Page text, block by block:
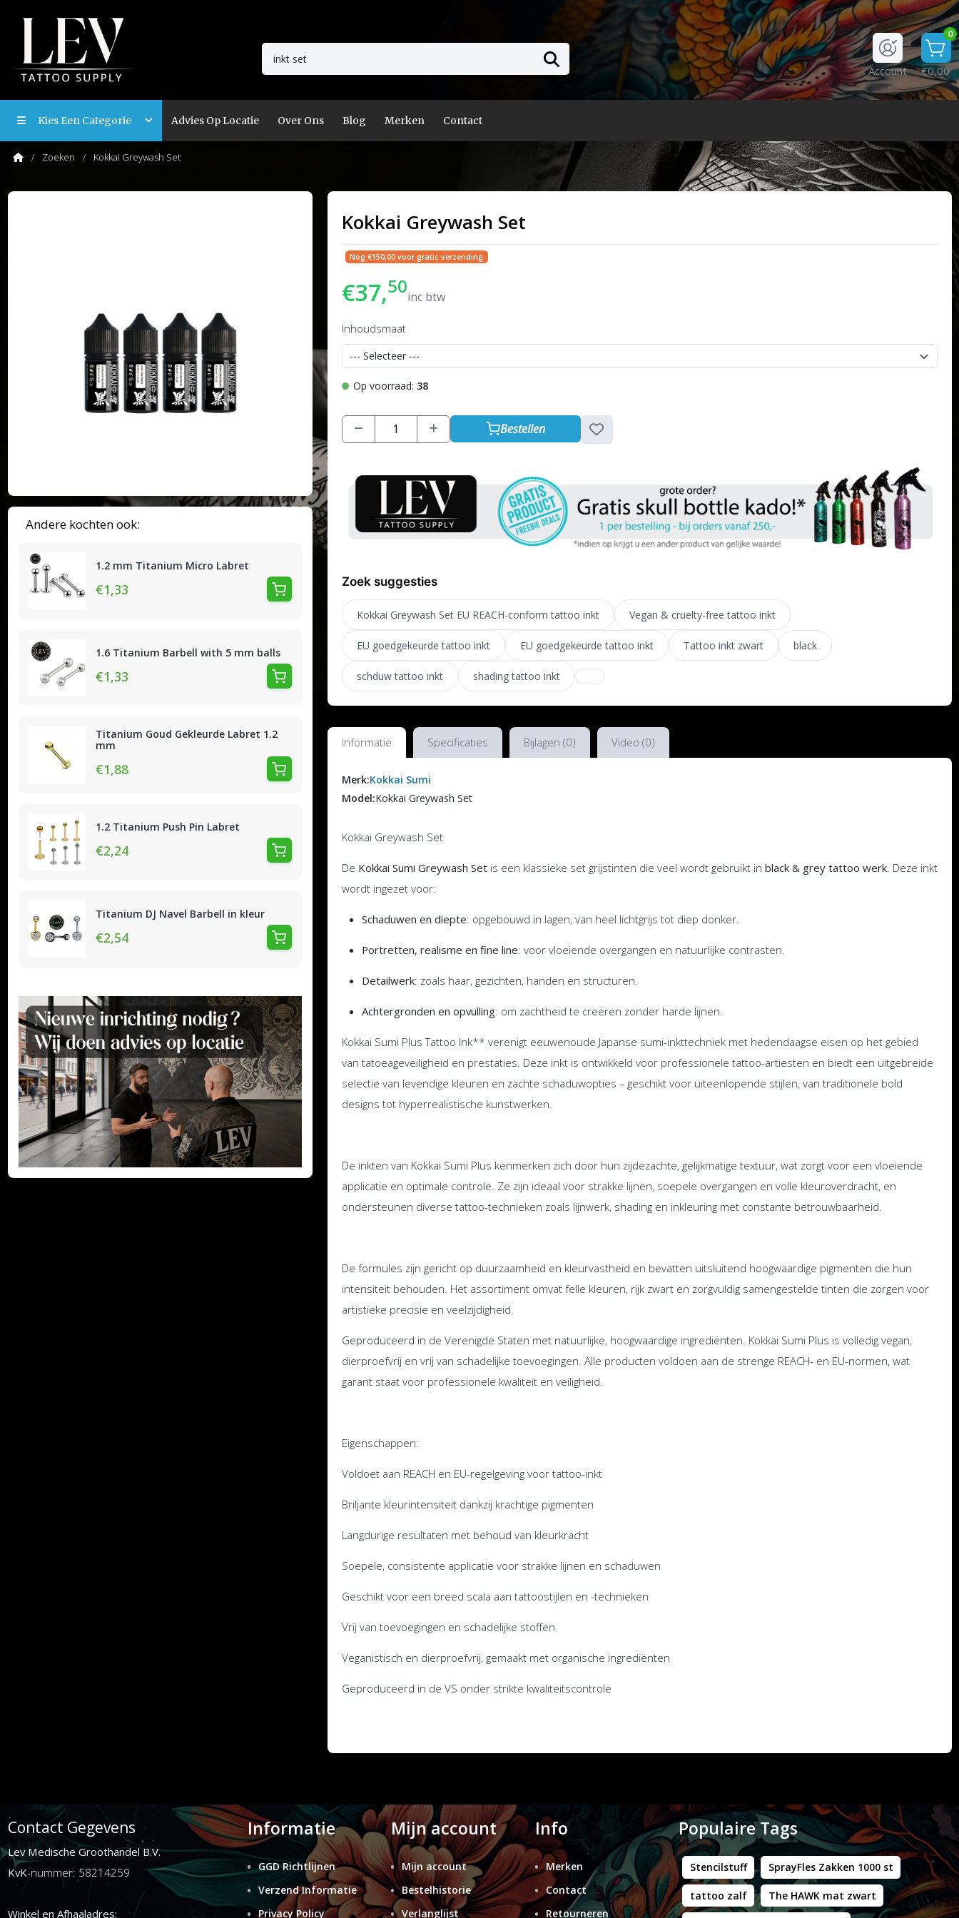
0
€0,00
Account
Kies Een Categorie Advies Op Locatie Over Ons Blog Merken Contact
Zoeken Kokkai Greywash Set
Andere kochten ook:
1.2 mm Titanium Micro Labret
€1,33
1.6 Titanium Barbell with 5 mm balls
€1,33
Titanium Goud Gekleurde Labret 1.2
mm
€1,88
1.2 Titanium Push Pin Labret
€2,24
Titanium DJ Navel Barbell in kleur
€2,54
Kokkai Greywash Set
Nog €150,00 voor gratis verzending
€37,50inc btw
Inhoudsmaat
Op voorraad: 38
Bestellen
Zoek suggesties
Kokkai Greywash Set EU REACH-conform tattoo inkt Vegan & cruelty-free tattoo inkt
EU goedgekeurde tattoo inkt EU goedgekeurde tattoo inkt Tattoo inkt zwart black
schduw tattoo inkt shading tattoo inkt
Informatie Specificaties Bijlagen (0) Video (0)
Merk:Kokkai Sumi
Model:Kokkai Greywash Set
Kokkai Greywash Set
De Kokkai Sumi Greywash Setis een klassieke set grijstinten die veel wordt gebruikt in black & grey tattoo werk. Deze inkt
wordt ingezet voor:
Schaduwen en diepte: opgebouwd in lagen, van heel lichtgrijs tot diep donker.
Portretten, realisme en fine line: voor vloeiende overgangen en natuurlijke contrasten.
Detailwerk: zoals haar, gezichten, handen en structuren.
Achtergronden en opvulling: om zachtheid te creëren zonder harde lijnen.
Kokkai Sumi Plus Tattoo Ink** verenigt eeuwenoude Japanse sumi-inkttechniek met hedendaagse eisen op het gebied
van tatoeageveiligheid en prestaties. Deze inkt is ontwikkeld voor professionele tattoo-artiesten en biedt een uitgebreide
selectie van levendige kleuren en zachte schaduwopties – geschikt voor uiteenlopende stijlen, van traditionele bold
designs tot hyperrealistische kunstwerken.
De inkten van Kokkai Sumi Plus kenmerken zich door hun zijdezachte, gelijkmatige textuur, wat zorgt voor een vloeiende
applicatie en optimale controle. Ze zijn ideaal voor strakke lijnen, soepele overgangen en volle kleuroverdracht, en
ondersteunen diverse tattoo-technieken zoals lijnwerk, shading en inkleuring met constante betrouwbaarheid.
De formules zijn gericht op duurzaamheid en kleurvastheid en bevatten uitsluitend hoogwaardige pigmenten die hun
intensiteit behouden. Het assortiment omvat felle kleuren, rijk zwart en zorgvuldig samengestelde tinten die zorgen voor
artistieke precisie en veelzijdigheid.
Geproduceerd in de Verenigde Staten met natuurlijke, hoogwaardige ingrediënten. Kokkai Sumi Plus is volledig vegan,
dierproefvrij en vrij van schadelijke toevoegingen. Alle producten voldoen aan de strenge REACH- en EU-normen, wat
garant staat voor professionele kwaliteit en veiligheid.
Eigenschappen:
Voldoet aan REACH en EU-regelgeving voor tattoo-inkt
Briljante kleurintensiteit dankzij krachtige pigmenten
Langdurige resultaten met behoud van kleurkracht
Soepele, consistente applicatie voor strakke lijnen en schaduwen
Geschikt voor een breed scala aan tattoostijlen en -technieken
Vrij van toevoegingen en schadelijke stoffen
Veganistisch en dierproefvrij, gemaakt met organische ingrediënten
Geproduceerd in de VS onder strikte kwaliteitscontrole
Contact Gegevens
Lev Medische Groothandel B.V.
KvK-nummer: 58214259
Winkel en Afhaaladres:
Informatie
GGD Richtlijnen
Verzend Informatie
Privacy Policy
Mijn account
Mijn account
Bestelhistorie
Verlanglijst
Info
Merken
Contact
Retourneren
Populaire Tags
Stencilstuff SprayFles Zakken 1000 st
tattoo zalf The HAWK mat zwart